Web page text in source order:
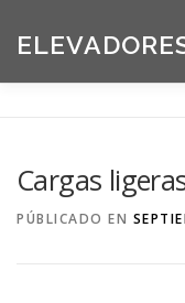
Cargas
PÚBLICADO EN